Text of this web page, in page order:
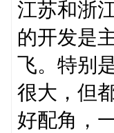
江苏和浙
的开发是
飞。特别
很大，但
好配角，